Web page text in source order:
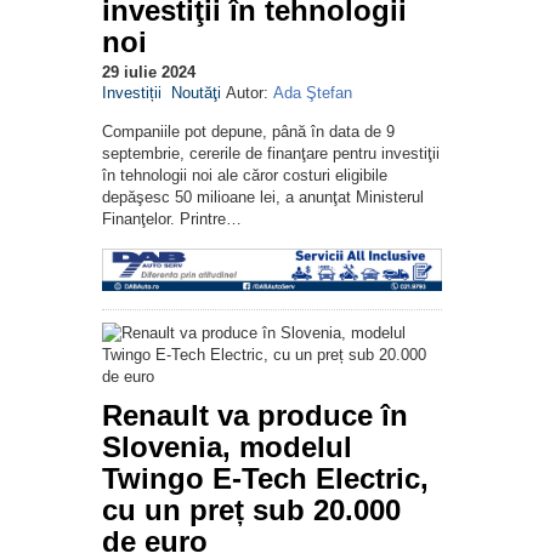
investiţii în tehnologii
noi
29 iulie 2024
Investiții
Noutăţi Autor: Ada Ştefan
Companiile pot depune, până în data de 9
septembrie, cererile de finanţare pentru investiţii
în tehnologii noi ale căror costuri eligibile
depăşesc 50 milioane lei, a anunţat Ministerul
Finanţelor. Printre…
Renault va produce în
Slovenia, modelul
Twingo E-Tech Electric,
cu un preț sub 20.000
de euro